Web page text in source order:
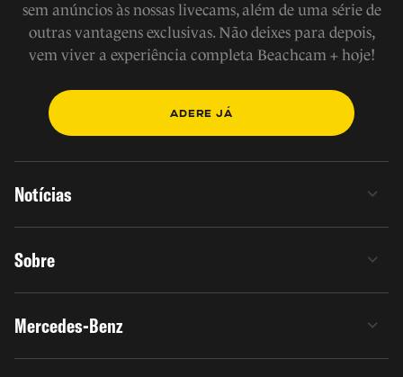
sem anúncios às nossas livecams, além de uma série de
outras vantagens exclusivas. Não deixes para depois,
vem viver a experiência completa Beachcam + hoje!
ADERE JÁ
Notícias
Sobre
Mercedes-Benz